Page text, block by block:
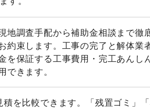
地調査手配から補助金相談まで徹
約束します。工事の完了と解体業
を保証する工事費用・完工あんし
できます。
積を比較できます。「残置ゴミ」